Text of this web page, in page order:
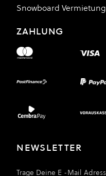
Snowboard Vermietung
ZAHLUNG
NEWSLETTER